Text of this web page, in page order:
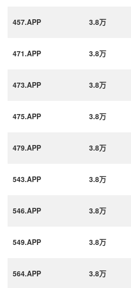
457.APP 3.8万
471.APP 3.8万
473.APP 3.8万
475.APP 3.8万
479.APP 3.8万
543.APP 3.8万
546.APP 3.8万
549.APP 3.8万
564.APP 3.8万